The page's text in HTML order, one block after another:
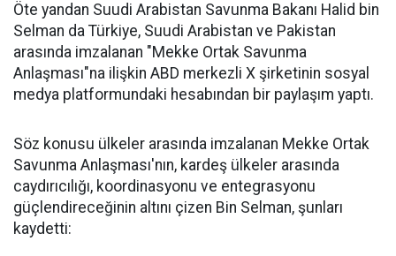
Öte yandan Suudi Arabistan Savunma Bakanı Halid bin
Selman da Türkiye, Suudi Arabistan ve Pakistan
arasında imzalanan "Mekke Ortak Savunma
Anlaşması"na ilişkin ABD merkezli X şirketinin sosyal
medya platformundaki hesabından bir paylaşım yaptı.
Söz konusu ülkeler arasında imzalanan Mekke Ortak
Savunma Anlaşması'nın, kardeş ülkeler arasında
caydırıcılığı, koordinasyonu ve entegrasyonu
güçlendireceğinin altını çizen Bin Selman, şunları
kaydetti: